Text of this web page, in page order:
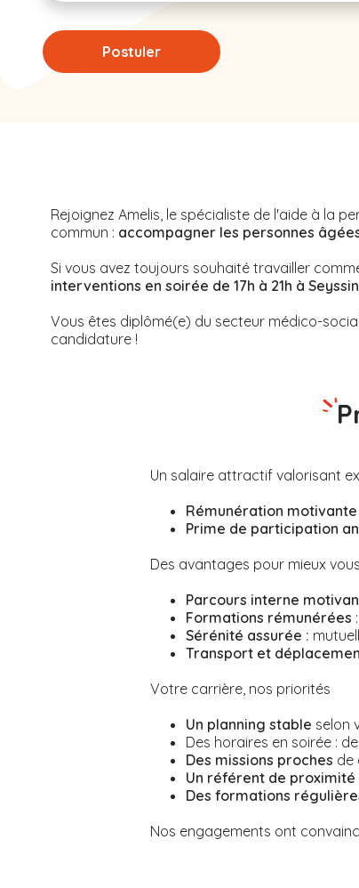
Postuler
Rejoignez Amelis, le spécialiste de l'aide à la
commun : accompagner les personnes
Si vous avez toujours souhaité travailler
interventions en soirée de 17h à 21h à
Vous êtes diplômé(e) du secteur médico-
candidature !
Un salaire attractif valorisant
Rémunération motivante
Prime de participation
Des avantages pour mieux
Parcours interne
Formations rémunérées
Sérénité assurée :
Transport et
Votre carrière, nos priorités
Un planning stable selon
Des horaires en soirée :
Des missions proches de
Un référent de proximité
Des formations
Nos engagements ont